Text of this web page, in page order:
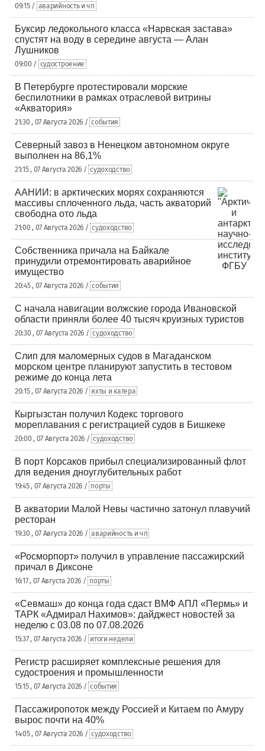
09:15 / аварийность и чп
Буксир ледокольного класса «Нарвская застава»
спустят на воду в середине августа — Алан
Лушников
09:00 / судостроение
В Петербурге протестировали морские
беспилотники в рамках отраслевой витрины
«Акватория»
21:30 , 07 Августа 2026 / события
Северный завоз в Ненецком автономном округе
выполнен на 86,1%
21:15 , 07 Августа 2026 / судоходство
ААНИИ: в арктических морях сохраняются
массивы сплоченного льда, часть акваторий
свободна ото льда
21:00 , 07 Августа 2026 / судоходство
Собственника причала на Байкале
принудили отремонтировать аварийное
имущество
20:45 , 07 Августа 2026 / события
С начала навигации волжские города Ивановской
области приняли более 40 тысяч круизных туристов
20:30 , 07 Августа 2026 / судоходство
Слип для маломерных судов в Магаданском
морском центре планируют запустить в тестовом
режиме до конца лета
20:15 , 07 Августа 2026 / яхты и катера
Кыргызстан получил Кодекс торгового
мореплавания с регистрацией судов в Бишкеке
20:00 , 07 Августа 2026 / судоходство
В порт Корсаков прибыл специализированный флот
для ведения дноуглубительных работ
19:45 , 07 Августа 2026 / порты
В акватории Малой Невы частично затонул плавучий
ресторан
19:30 , 07 Августа 2026 / аварийность и чп
«Росморпорт» получил в управление пассажирский
причал в Диксоне
16:17 , 07 Августа 2026 / порты
«Севмаш» до конца года сдаст ВМФ АПЛ «Пермь» и
ТАРК «Адмирал Нахимов»: дайджест новостей за
неделю с 03.08 по 07.08.2026
15:37 , 07 Августа 2026 / итоги недели
Регистр расширяет комплексные решения для
судостроения и промышленности
15:15 , 07 Августа 2026 / события
Пассажиропоток между Россией и Китаем по Амуру
вырос почти на 40%
14:05 , 07 Августа 2026 / судоходство